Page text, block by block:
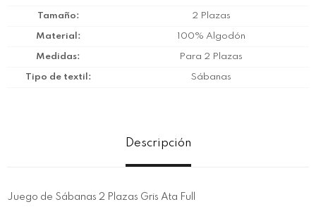
Tamaño 2 Plazas
Material 100% Algodón
Medidas Para 2 Plazas
Tipo de textil Sábanas
Descripción
Juego de Sábanas 2 Plazas Gris Ata Full